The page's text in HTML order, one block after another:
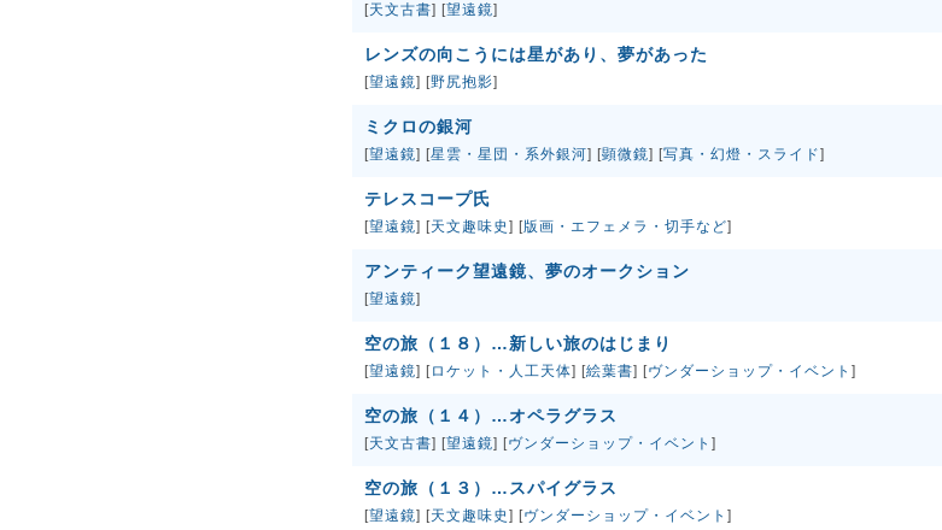
[天文古書] [望遠鏡]
レンズの向こうには星があり、夢があった
[望遠鏡] [野尻抱影]
ミクロの銀河
[望遠鏡] [星雲・星団・系外銀河] [顕微鏡] [写真・幻燈・スライド]
テレスコープ氏
[望遠鏡] [天文趣味史 ] [版画・エフェメラ・切手など]
アンティーク望遠鏡、夢のオークション
[望遠鏡]
空の旅（１８）…新しい旅のはじまり
[望遠鏡] [ロケット・人工天体] [絵葉書] [ヴンダーショップ・イベント ]
空の旅（１４）…オペラグラス
[天文古書] [望遠鏡] [ヴンダーショップ・イベント ]
空の旅（１３）…スパイグラス
[望遠鏡] [天文趣味史 ] [ヴンダーショップ・イベント ]